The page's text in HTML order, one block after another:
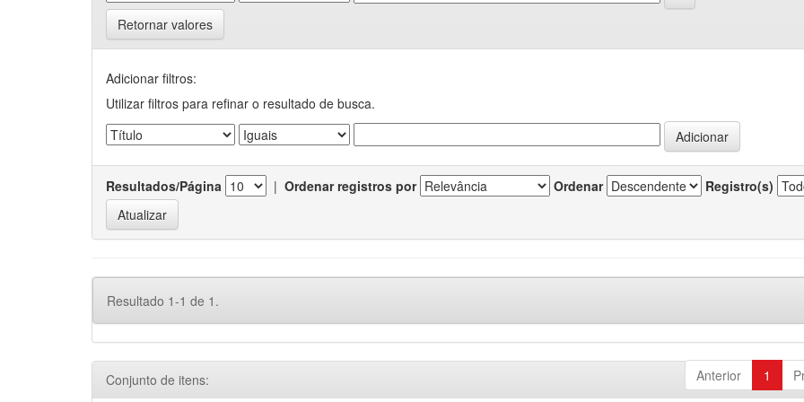
Retornar valores
Adicionar filtros:
Utilizar filtros para refinar o resultado de busca.
Resultados/Página | Ordenar registros por Ordenar Registro(s)
Resultado 1-1 de 1.
Anterior 1
Conjunto de itens: